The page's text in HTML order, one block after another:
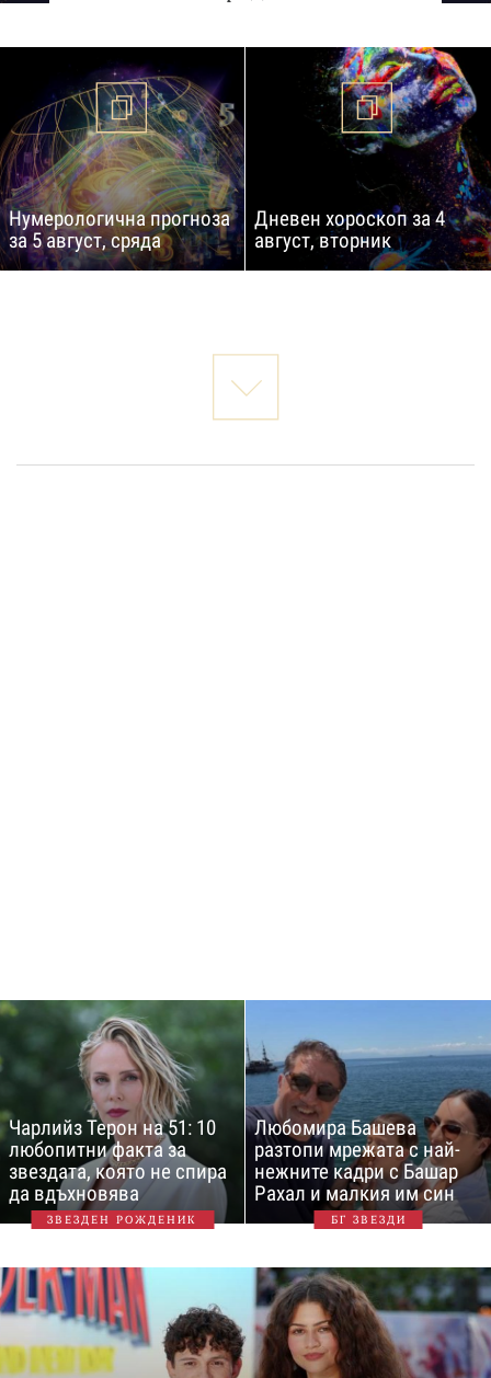
Нумерологична прогноза
за 5 август, сряда
Дневен хороскоп за 4
август, вторник
Чарлийз Терон на 51: 10
любопитни факта за
звездата, която не спира
да вдъхновява
ЗВЕЗДЕН РОЖДЕНИК
Любомира Башева
разтопи мрежата с най-
нежните кадри с Башар
Рахал и малкия им син
БГ ЗВЕЗДИ